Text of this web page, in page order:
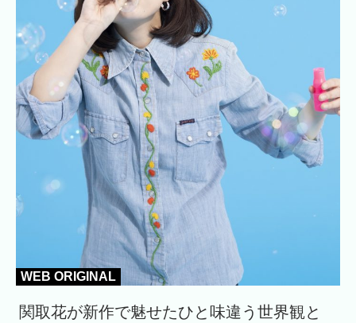
WEB ORIGINAL
関取花が新作で魅せたひと味違う世界観と